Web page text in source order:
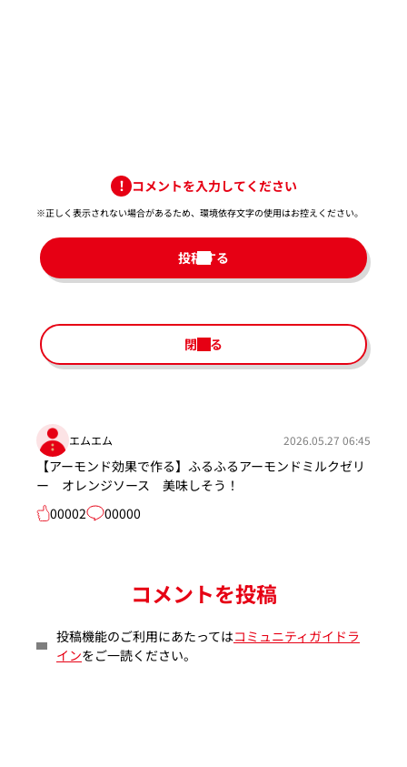
コメントを入力してください
※正しく表示されない場合があるため、環境依存文字の使用はお控えください。​
投稿する
閉じる
エムエム 2026.05.27 06:45
【アーモンド効果で作る】ふるふるアーモンドミルクゼリ
ー オレンジソース 美味しそう！
00002
00000
コメントを投稿
投稿機能のご利用にあたってはコミュニティガイドラ
インをご一読ください。